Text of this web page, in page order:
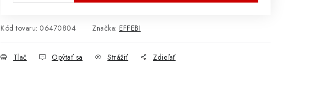
Kód tovaru: 06470804 Značka: EFFEBI
Tlač Opýtať sa Strážiť Zdieľať